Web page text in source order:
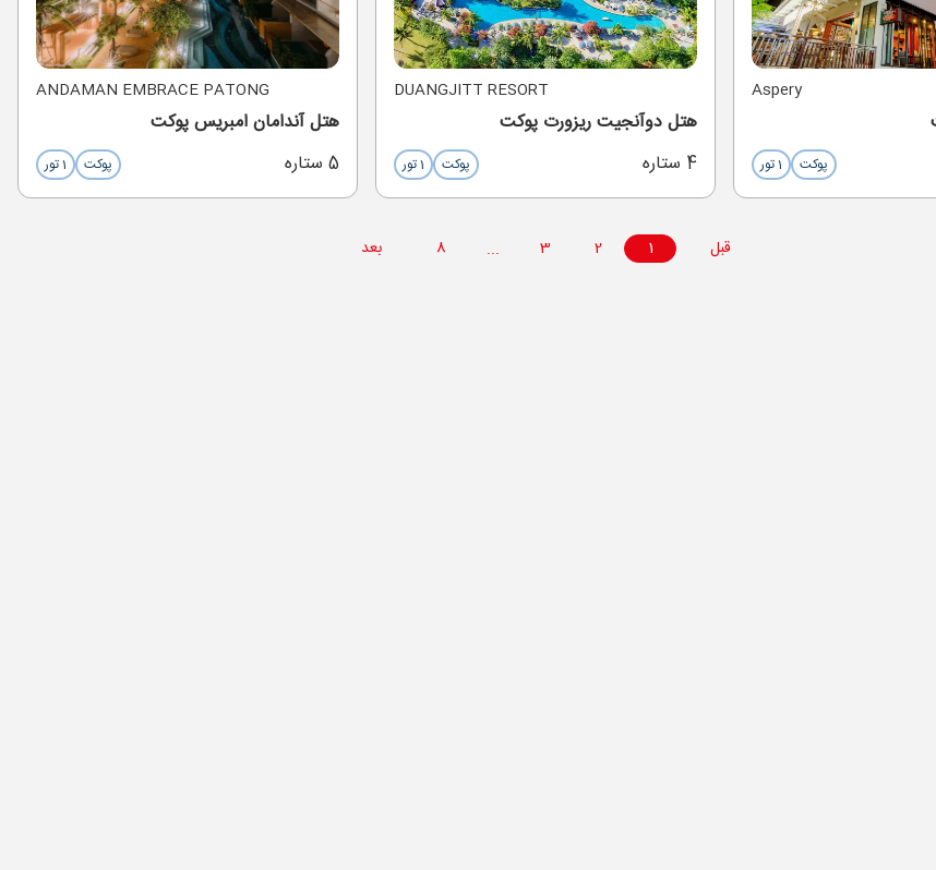
Aspery
پوکت 1 تور
DUANGJITT RESORT
هتل دوآنجیت ریزورت پوکت
4 ستاره
پوکت 1 تور
ANDAMAN EMBRACE PATONG
هتل آندامان امبریس پوکت
5 ستاره
پوکت 1 تور
قبل 1
2
3
8 بعد